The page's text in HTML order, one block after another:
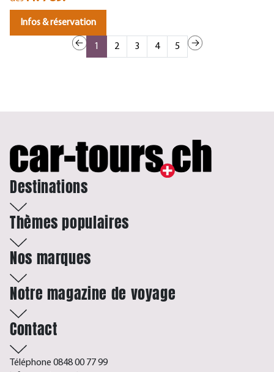
Infos & réservation
1 2 3 4 5
Destinations
Thèmes populaires
Nos marques
Notre magazine de voyage
Contact
Téléphone 0848 00 77 99